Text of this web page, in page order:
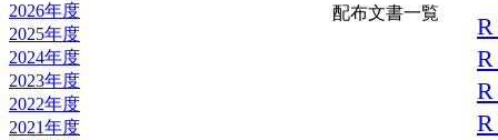
2026年度
2025年度
2024年度
2023年度
2022年度
2021年度
配布文書一覧